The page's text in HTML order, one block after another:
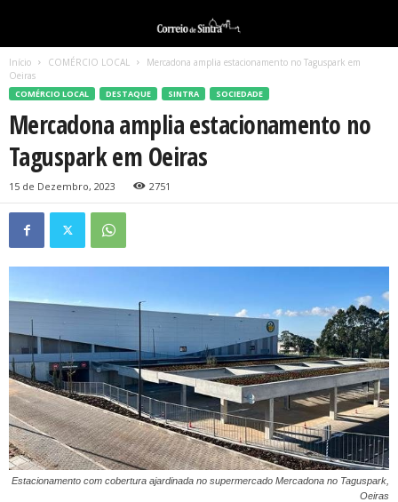
Início COMÉRCIO LOCAL
Mercadona amplia estacionamento no Taguspark em
Oeiras
COMÉRCIO LOCAL DESTAQUE SINTRA SOCIEDADE
Mercadona amplia estacionamento no
Taguspark em Oeiras
15 de Dezembro, 2023 2751
Estacionamento com cobertura ajardinada no supermercado Mercadona no Taguspark,
Oeiras